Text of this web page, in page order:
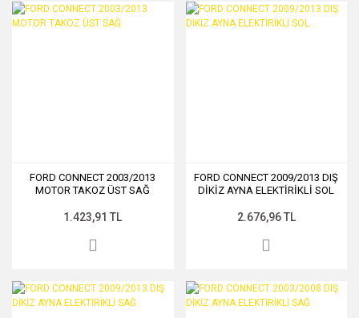
FORD CONNECT 2003/2013
MOTOR TAKOZ ÜST SAĞ
1.423,91 TL
FORD CONNECT 2009/2013 DIŞ
DİKİZ AYNA ELEKTİRİKLİ SOL
2.676,96 TL